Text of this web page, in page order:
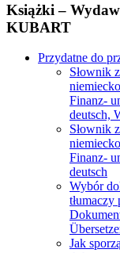
Książki –
KUBART
Przydatne do
Słownik
Finanz-
deutsch,
Słownik
Finanz-
deutsch
Wybór
tłumaczy
Jak